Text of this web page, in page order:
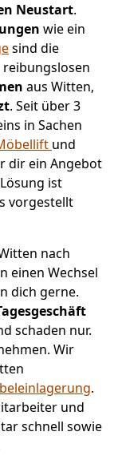
Neustart.
wie ein
sind die
aus Witten,
. Seit über 3
in Sachen
und
dir ein Angebot
ist
vorgestellt
nach
einen Wechsel
dich gerne.
schaden nur.
Wir
.
und
schnell sowie